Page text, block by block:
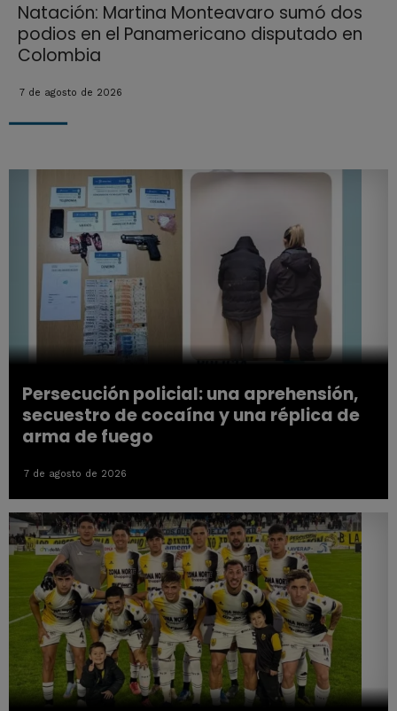
Natación: Martina Monteavaro sumó dos
podios en el Panamericano disputado en
Colombia
7 de agosto de 2026
Persecución policial: una aprehensión,
secuestro de cocaína y una réplica de
arma de fuego
7 de agosto de 2026